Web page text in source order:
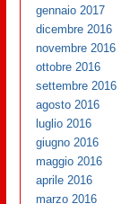
gennaio 2017
dicembre 2016
novembre 2016
ottobre 2016
settembre 2016
agosto 2016
luglio 2016
giugno 2016
maggio 2016
aprile 2016
marzo 2016